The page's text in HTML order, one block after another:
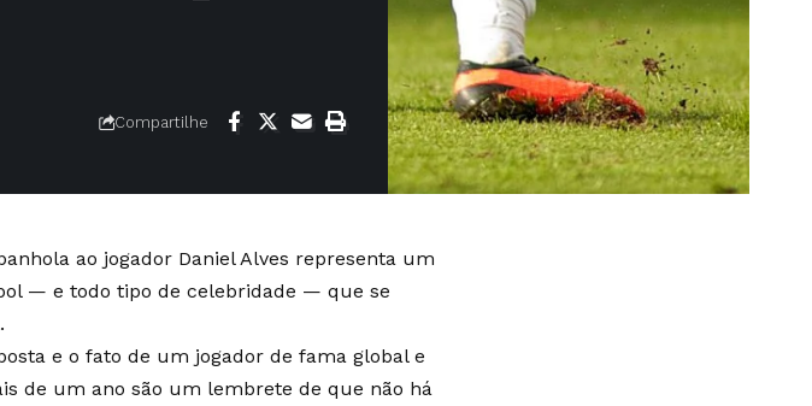
Compartilhe
ao jogador Daniel Alves representa um
— e todo tipo de celebridade — que se
e o fato de um jogador de fama global e
de um ano são um lembrete de que não há